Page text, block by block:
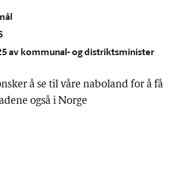
av kommunal- og distriktsminister
å se til våre naboland for å få
også i Norge